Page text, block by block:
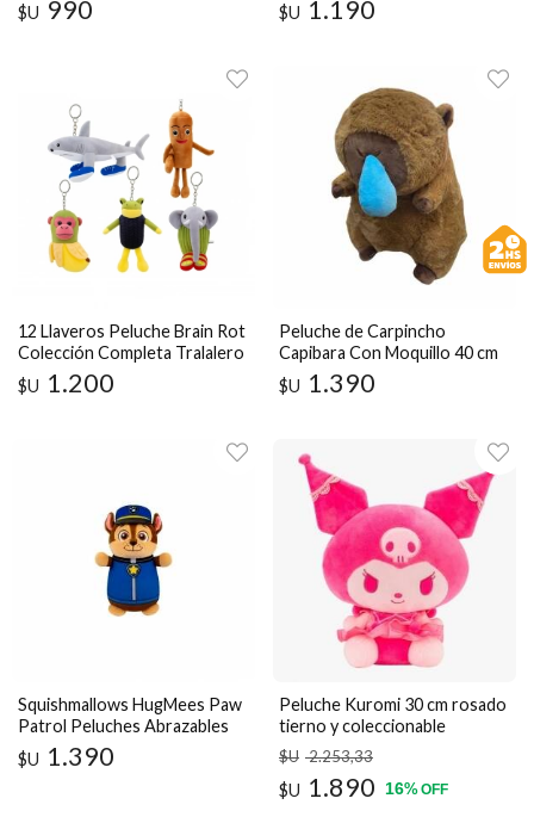
$U 990 $U 1.190
12 Llaveros Peluche Brain Rot
Colección Completa Tralalero
Tralala
$U 1.200
Peluche de Carpincho
Capibara Con Moquillo 40 cm
$U 1.390
Squishmallows HugMees Paw
Patrol Peluches Abrazables
10"
$U 1.390
Peluche Kuromi 30 cm rosado
tierno y coleccionable
$U 2.253,33
$U 1.890 16%OFF